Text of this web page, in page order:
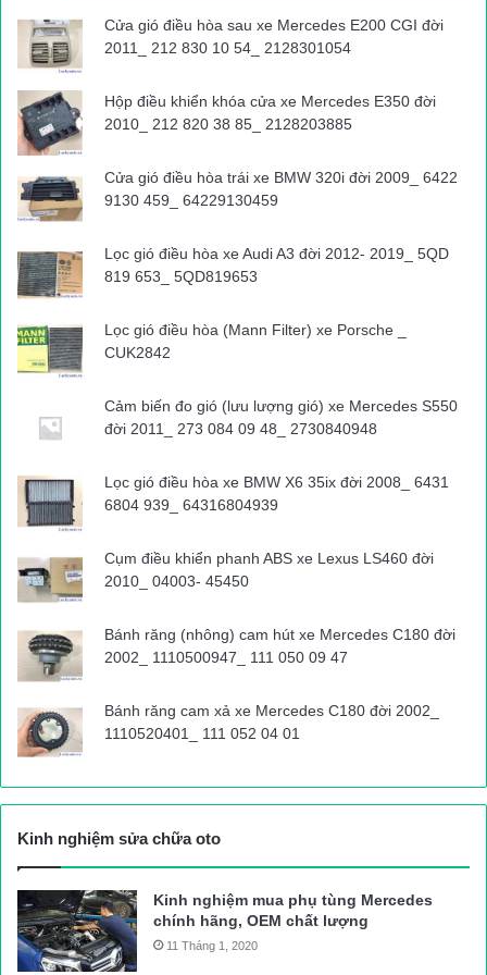
container”.
Trong Bến xe Miền Đông, lượng người dân ra bến về quê đón
Tết bắt đầu tăng so với ngày thường. Đại diện bến xe cho biết:
“Bắt đầu từ hôm qua (23 tháng Chạp), khách đến bến bắt đầu
tăng, thống kê có hơn 45.000 hành khách và hơn 1.500 xe ra
vào bến. Cao điểm đến bến vào ngày 28, 29 Tết, dự kiến
khoảng 55.000 khách/ngày, tương ứng 1.800 lượt xe
Dưới đây là những hình ảnh PV ghi nhận:
Xe container xếp hàng trên Xa lộ Hà Nội lấn hết cả làn xe máy
Xe buýt bị kẹt đứng chôn chân, hành khách xuống hết xe đi bộ
Nhiều xe quay ngược lại ở đoạn ngã tư Thủ Đức
Trạm thu phí Xa lộ Hà Nội kẹt cứng
CSGT đứng điều tiết ở ngã tư RMK
Xe máy cố thoát khỏi kẹt xe trên đường song hành
Xe container xếp hàng để vào cảng
Cửa gió điều hòa sau xe Mercedes E200 CGI đời
2011_ 212 830 10 54_ 2128301054
Hộp điều khiển khóa cửa xe Mercedes E350 đời
2010_ 212 820 38 85_ 2128203885
Cửa gió điều hòa trái xe BMW 320i đời 2009_ 6422
9130 459_ 64229130459
Lọc gió điều hòa xe Audi A3 đời 2012- 2019_ 5QD
819 653_ 5QD819653
Lọc gió điều hòa (Mann Filter) xe Porsche _
CUK2842
Cảm biến đo gió (lưu lượng gió) xe Mercedes S550
đời 2011_ 273 084 09 48_ 2730840948
Lọc gió điều hòa xe BMW X6 35ix đời 2008_ 6431
6804 939_ 64316804939
Cụm điều khiển phanh ABS xe Lexus LS460 đời
2010_ 04003- 45450
Bánh răng (nhông) cam hút xe Mercedes C180 đời
2002_ 1110500947_ 111 050 09 47
Bánh răng cam xả xe Mercedes C180 đời 2002_
1110520401_ 111 052 04 01
Kinh nghiệm sửa chữa oto
Kinh nghiệm mua phụ tùng Mercedes
chính hãng, OEM chất lượng
11 Tháng 1, 2020